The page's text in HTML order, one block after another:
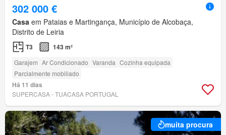
302 000 €
Casa em Pataias e Martingança, Município de Alcobaça,
Distrito de Leiria
T3 143 m²
Garajem Ar Condicionado Varanda Cozinha equipada
Parcialmente mobiliado
Há 11 dias
SUPERCASA - TUACASA PORTUGAL
muita procura